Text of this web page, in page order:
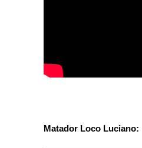
Matador Loco Luciano: